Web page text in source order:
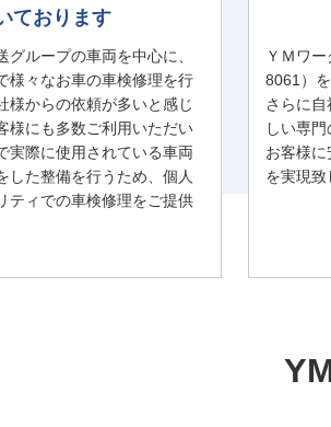
ております
グループの車両を中心に、
様々なお車の車検修理を行
様からの依頼が多いと感じ
様にも多数ご利用いただい
実際に使用されている車両
した整備を行うため、個人
ティでの車検修理をご提供
ＹＭワ
8061）
さらに
しい専門
お客様
を実現致